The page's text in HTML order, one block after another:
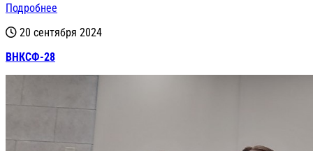
Подробнее
20 сентября 2024
ВНКСФ-28